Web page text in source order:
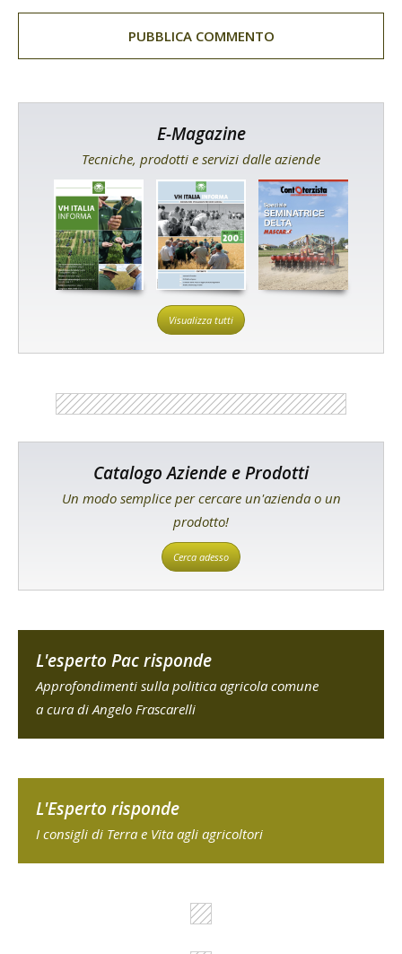
E-Magazine
Tecniche, prodotti e servizi dalle aziende
Visualizza tutti
Catalogo Aziende e Prodotti
Un modo semplice per cercare un'azienda o un
prodotto!
Cerca adesso
L'esperto Pac risponde
Approfondimenti sulla politica agricola comune
a cura di Angelo Frascarelli
L'Esperto risponde
I consigli di Terra e Vita agli agricoltori